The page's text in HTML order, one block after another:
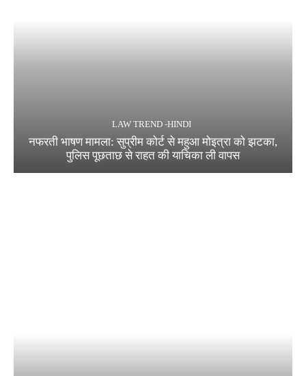
LAW TREND -HINDI
नफरती भाषण मामला: सुप्रीम कोर्ट से महुआ मोइत्रा को झटका,
पुलिस पूछताछ से राहत की याचिका ली वापस